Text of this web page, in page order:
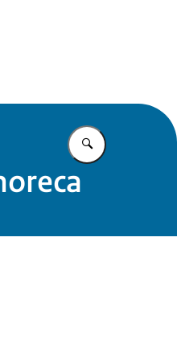
Vul in wat u